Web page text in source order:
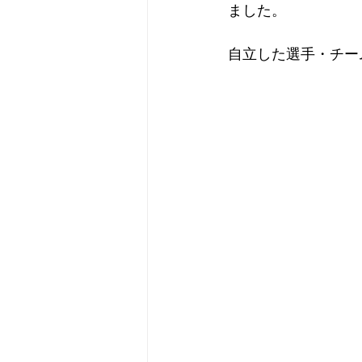
ました。
自立した選手・チ